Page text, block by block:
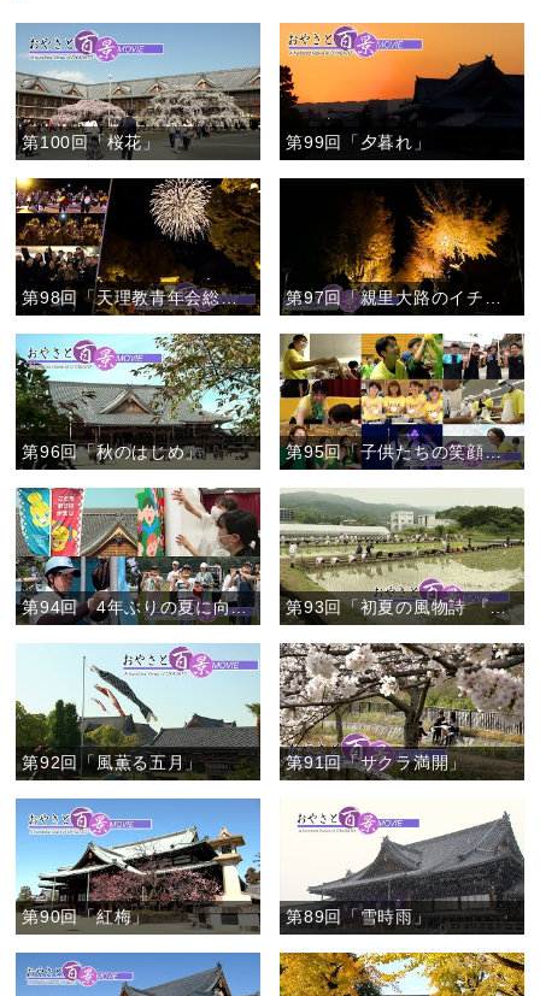
第100回「桜花」 第99回「夕暮れ」
第98回「天理教青年会総会 後夜祭〝TENFES〟」
第96回「秋のはじめ」 第95回「子供たちの笑顔のために」
第94回「4年ぶりの夏に向けて」 第93回「初夏の風物詩 『本部田植え』」
第92回「風薫る五月」 第91回「サクラ満開」
第90回「紅梅」 第89回「雪時雨」